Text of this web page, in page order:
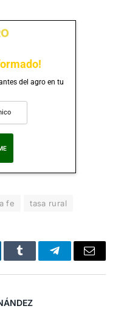
del agro en tu
fe tasa rural
Tumblr TelegramCorreo